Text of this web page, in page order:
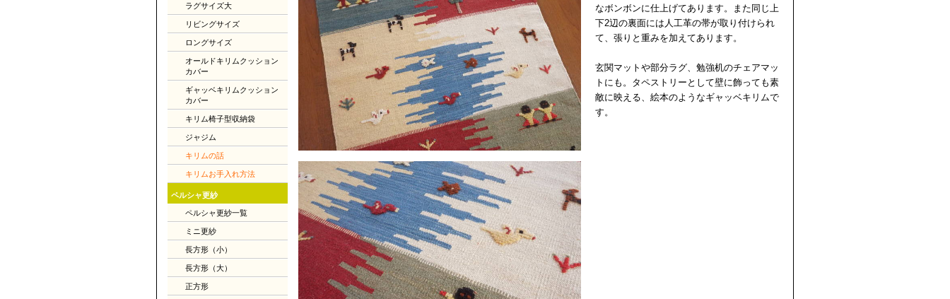
なボンボンに仕上げてあります。また同じ上
下2辺の裏面には人工革の帯が取り付けられ
て、張りと重みを加えてあります。
玄関マットや部分ラグ、勉強机のチェアマッ
トにも。タペストリーとして壁に飾っても素
敵に映える、絵本のようなギャッベキリムで
す。
ラグサイズ大
リビングサイズ
ロングサイズ
オールドキリムクッション
カバー
ギャッベキリムクッション
カバー
キリム椅子型収納袋
ジャジム
キリムの話
キリムお手入れ方法
ペルシャ更紗
ペルシャ更紗一覧
ミニ更紗
長方形（小）
長方形（大）
正方形